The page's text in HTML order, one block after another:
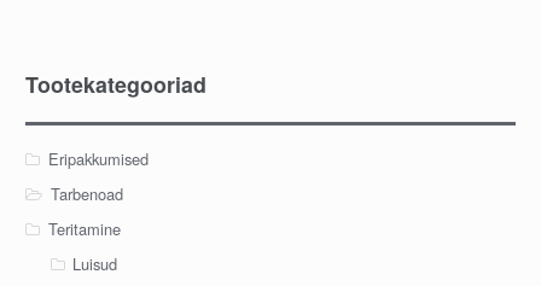
Tootekategooriad
Eripakkumised
Tarbenoad
Teritamine
Luisud